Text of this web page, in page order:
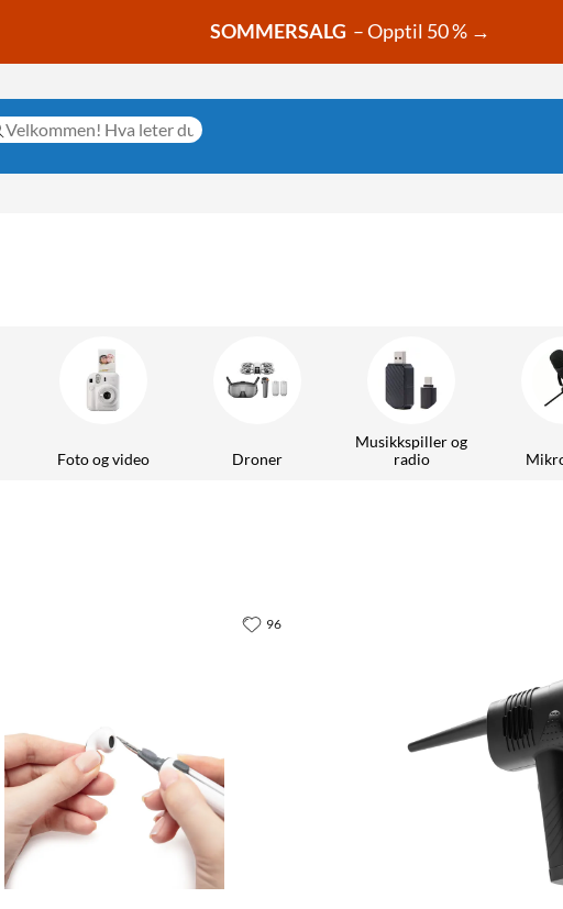
SOMMERSALG – Opptil 50 % →
Foto og video Droner
Musikkspiller og
radio
96